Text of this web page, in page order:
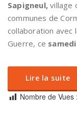
Sapigneul, village
communes de
collaboration avec
Guerre, ce
Lire la suite
Nombre de Vues :